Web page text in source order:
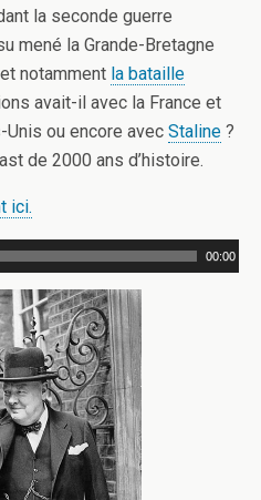
la seconde guerre
mené la Grande-Bretagne
notamment la bataille
avait-il avec la France et
Unis ou encore avec Staline ?
de 2000 ans d’histoire.
ici.
00:00